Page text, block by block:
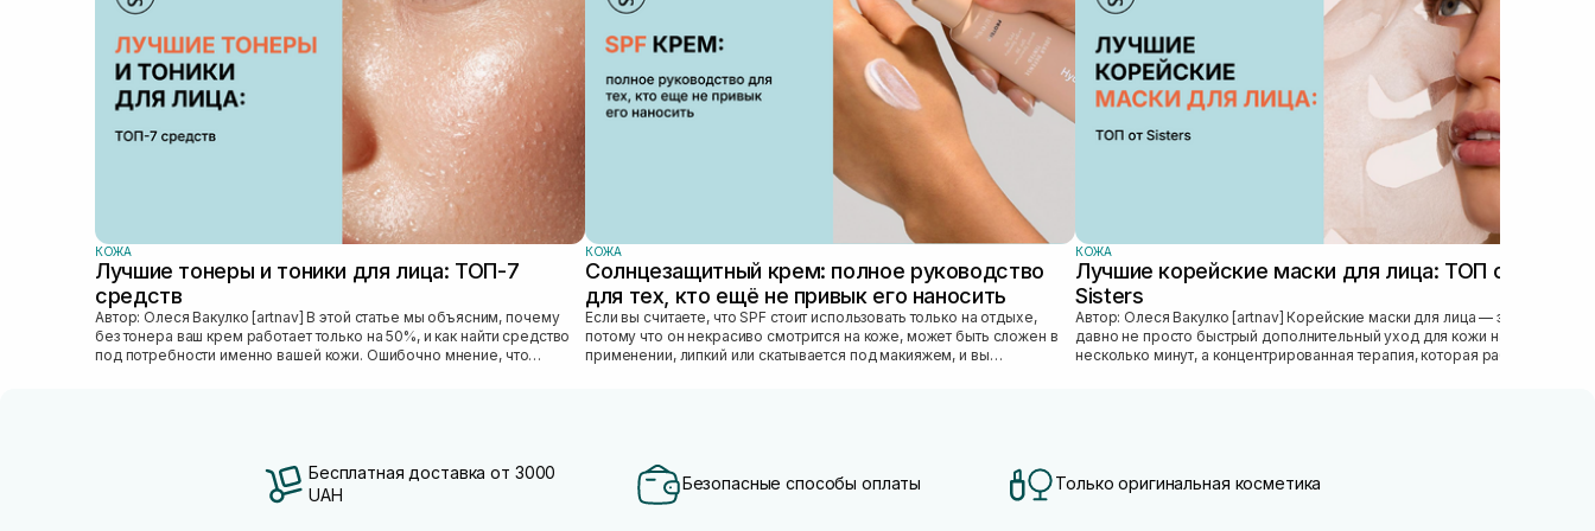
КОЖА
Лучшие тонеры и тоники для лица: ТОП-7
средств
Автор: Олеся Вакулко [artnav] В этой статье мы объясним, почему
без тонера ваш крем работает только на 50%, и как найти средство
под потребности именно вашей кожи. Ошибочно мнение, что
КОЖА
Солнцезащитный крем: полное руководство
для тех, кто ещё не привык его наносить
Если вы считаете, что SPF стоит использовать только на отдыхе,
потому что он некрасиво смотрится на коже, может быть сложен в
применении, липкий или скатывается под макияжем, и вы
КОЖА
Лучшие корейские маски для лица: ТОП от
Sisters
Автор: Олеся Вакулко [artnav] Корейские маски для лица — это уже
давно не просто быстрый дополнительный уход для кожи на
несколько минут, а концентрированная терапия, которая работает
Бесплатная доставка от 3000
UAH
Безопасные способы оплаты Только оригинальная косметика